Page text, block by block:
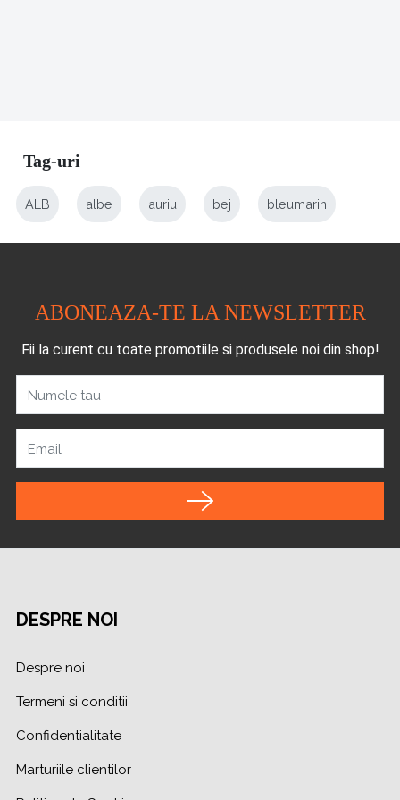
Tag-uri
ALB albe auriu bej bleumarin
ABONEAZA-TE LA NEWSLETTER
Fii la curent cu toate promotiile si produsele noi din shop!
Numele tau
Email
DESPRE NOI
Despre noi
Termeni si conditii
Confidentialitate
Marturiile clientilor